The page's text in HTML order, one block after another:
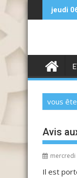
to
jeudi
vous
Avis
mercredi
Il est